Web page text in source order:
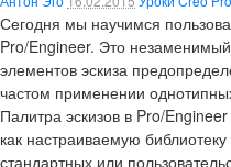
Сегодня мы научимся
Pro/Engineer. Это
элементов эскиза
частом применении
Палитра эскизов в Pro/
как настраиваемую
стандартных или